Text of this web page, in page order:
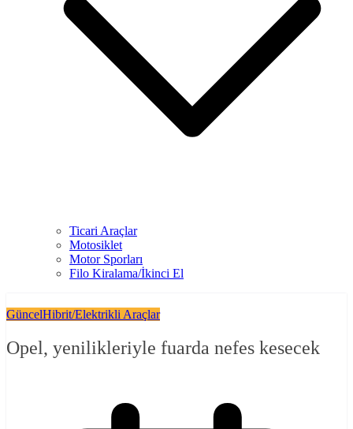
Ticari Araçlar
Motosiklet
Motor Sporları
Filo Kiralama/İkinci El
GüncelHibrit/Elektrikli Araçlar
Opel, yenilikleriyle fuarda nefes kesecek